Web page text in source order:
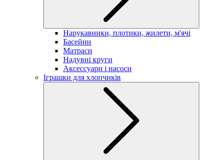
Нарукавники, плотики, жилети, м'ячі
Басейни
Матраси
Надувні круги
Аксессуари і насоси
Іграшки для хлопчиків